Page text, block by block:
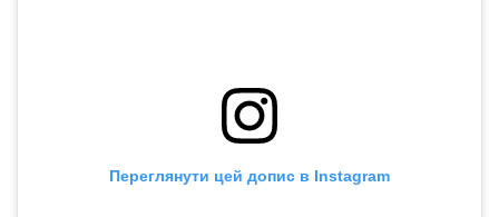
Переглянути цей допис в Instagram